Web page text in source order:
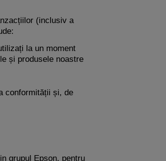
(inclusiv a
la un moment
și produsele noastre
conformității și, de
grupul Epson, pentru